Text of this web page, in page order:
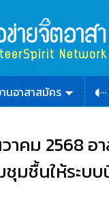
นอาสาสมัคร
วาคม 2568
มชื้นให้ระบ